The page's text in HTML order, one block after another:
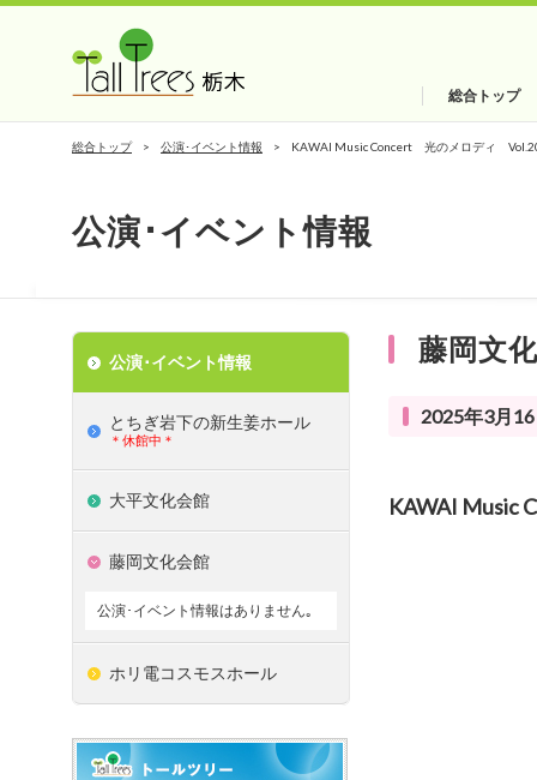
総合トップ
総合トップ 公演･イベント情報 KAWAI Music Concert 光のメロディ
公演･イベント情報
藤岡文
2025年3月
KAWAI
公演･イベント情報
とちぎ岩下の新⽣姜ホール
＊休館中＊
大平文化会館
藤岡文化会館
公演･イベント情報はありません｡
ホリ電コスモスホール